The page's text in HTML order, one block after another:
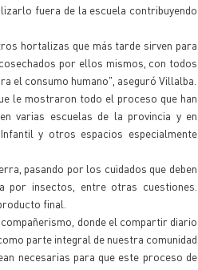
fuera de la escuela contribuyendo
hortalizas que más tarde sirven para
por ellos mismos, con todos
el consumo humano", aseguró Villalba.
le mostraron todo el proceso que han
varias escuelas de la provincia y en
y otros espacios especialmente
pasando por los cuidados que deben
insectos, entre otras cuestiones.
final.
donde el compartir diario
parte integral de nuestra comunidad
necesarias para que este proceso de